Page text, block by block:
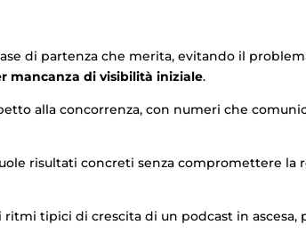
di partenza che merita, evitando il
mancanza di visibilità iniziale.
alla concorrenza, con numeri che
risultati concreti senza compromettere la
tipici di crescita di un podcast in ascesa,